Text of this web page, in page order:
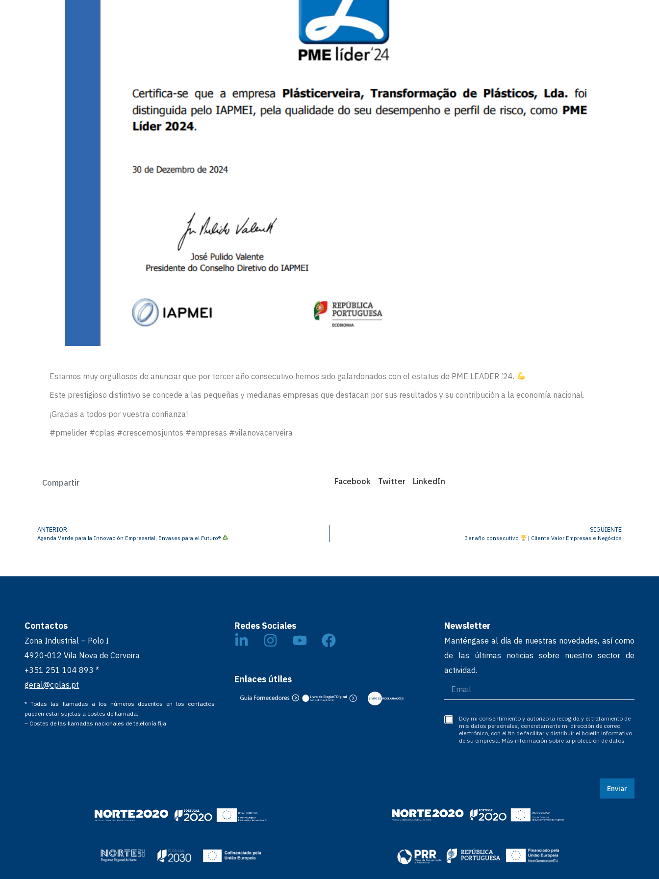
Estamos muy orgullosos de anunciar que por tercer año consecutivo hemos sido galardonados con el estatus de PME LEADER ’24.
Este prestigioso distintivo se concede a las pequeñas y medianas empresas que destacan por sus resultados y su contribución a la economía nacional.
¡Gracias a todos por vuestra confianza!
#pmelider #cplas #crescemosjuntos #empresas #vilanovacerveira
Compartir Facebook Twitter LinkedIn
ANTERIOR
Agenda Verde para la Innovación Empresarial, Envases para el Futuro®
SIGUIENTE
3er año consecutivo | Cliente Valor Empresas e Negócios
Contactos
Zona Industrial – Polo I
4920-012 Vila Nova de Cerveira
+351 251 104 893 *
geral@cplas.pt
* Todas las llamadas a los números descritos en los contactos
pueden estar sujetas a costes de llamada.
– Costes de las llamadas nacionales de telefonía fija.
Redes Sociales
Enlaces útiles
Newsletter
Manténgase al día de nuestras novedades, así como
de las últimas noticias sobre nuestro sector de
actividad.
Doy mi consentimiento y autorizo la recogida y el tratamiento de
mis datos personales, concretamente mi dirección de correo
electrónico, con el fin de facilitar y distribuir el boletín informativo
de su empresa. Más información sobre la protección de datos
Enviar